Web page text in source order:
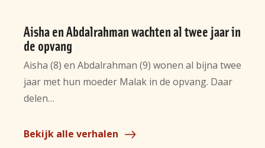
Aisha en Abdalrahman wachten al twee jaar in
de opvang
Aisha (8) en Abdalrahman (9) wonen al bijna twee
jaar met hun moeder Malak in de opvang. Daar
delen…
Bekijk alle verhalen